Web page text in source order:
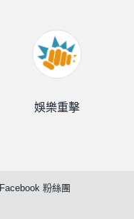
娛樂重擊
Facebook 粉絲團